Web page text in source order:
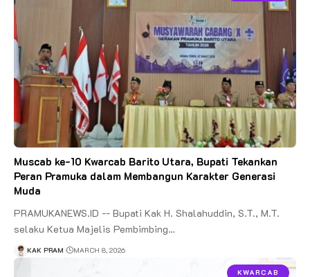
Muscab ke-10 Kwarcab Barito Utara, Bupati Tekankan
Peran Pramuka dalam Membangun Karakter Generasi
Muda
PRAMUKANEWS.ID -- Bupati Kak H. Shalahuddin, S.T., M.T.
selaku Ketua Majelis Pembimbing…
KAK PRAM MARCH 8, 2026
KWARCAB